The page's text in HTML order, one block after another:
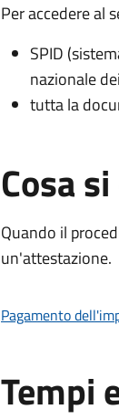
Per accedere al
SPID
nazionale
tutta la
Cosa
Quando il
un'attestazione.
Pagamento
Tempi